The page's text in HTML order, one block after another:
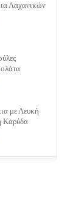
Λαχανικών
με Λευκή
Καρύδα